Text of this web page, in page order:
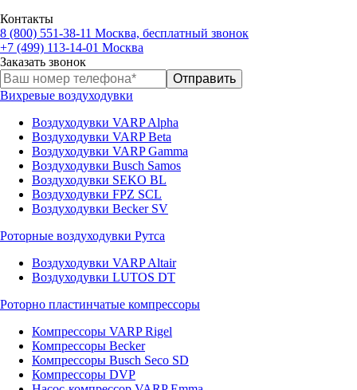
Контакты
8 (800) 551-38-11 Москва, бесплатный звонок
+7 (499) 113-14-01 Москва
Заказать звонок
Вихревые воздуходувки
Воздуходувки VARP Alpha
Воздуходувки VARP Beta
Воздуходувки VARP Gamma
Воздуходувки Busch Samos
Воздуходувки SEKO BL
Воздуходувки FPZ SCL
Воздуходувки Becker SV
Роторные воздуходувки Рутса
Воздуходувки VARP Altair
Воздуходувки LUTOS DT
Роторно пластинчатые компрессоры
Компрессоры VARP Rigel
Компрессоры Becker
Компрессоры Busch Seco SD
Компрессоры DVP